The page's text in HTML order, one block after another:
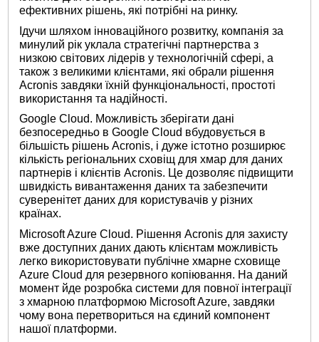
ефективних рішень, які потрібні на ринку.
Ідучи шляхом інноваційного розвитку, компанія за
минулий рік уклала стратегічні партнерства з
низкою світових лідерів у технологічній сфері, а
також з великими клієнтами, які обрали рішення
Acronis завдяки їхній функціональності, простоті
використання та надійності.
Google Cloud. Можливість зберігати дані
безпосередньо в Google Cloud вбудовується в
більшість рішень Acronis, і дуже істотно розширює
кількість регіональних сховіщ для хмар для даних
партнерів і клієнтів Acronis. Це дозволяє підвищити
швидкість вивантаження даних та забезпечити
суверенітет даних для користувачів у різних
країнах.
Microsoft Azure Cloud. Рішення Acronis для захисту
вже доступних даних дають клієнтам можливість
легко використовувати публічне хмарне сховище
Azure Cloud для резервного копіювання. На даний
момент йде розробка системи для повної інтеграції
з хмарною платформою Microsoft Azure, завдяки
чому вона перетвориться на єдиний компонент
нашої платформи.